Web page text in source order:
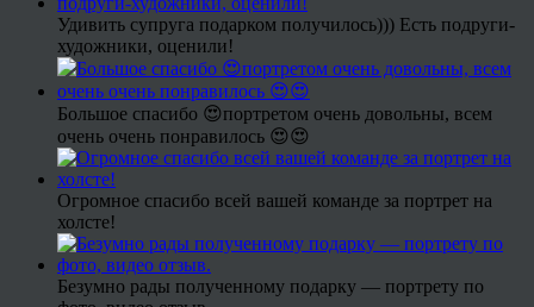
Удивить супруга подарком получилось))) Есть подруги-
художники, оценили!
Большое спасибо 😍портретом очень довольны, всем
очень очень понравилось 😍😍
Огромное спасибо всей вашей команде за портрет на
холсте!
Безумно рады полученному подарку — портрету по